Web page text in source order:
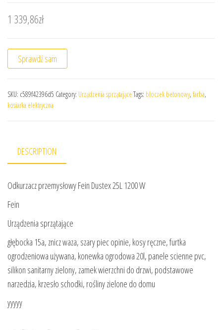
1 339,86zł
Sprawdź sam
SKU: c589f42396d5 Category: Urządzenia sprzątające Tags: bloczek betonowy, farba,
kosiarka elektryczna
DESCRIPTION
Odkurzacz przemysłowy Fein Dustex 25L 1200 W
Fein
Urządzenia sprzątające
głębocka 15a, znicz waza, szary piec opinie, kosy ręczne, furtka
ogrodzeniowa używana, konewka ogrodowa 20l, panele scienne pvc,
silikon sanitarny zielony, zamek wierzchni do drzwi, podstawowe
narzedzia, krzesło schodki, rośliny zielone do domu
yyyyy